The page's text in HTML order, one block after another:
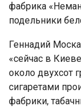
фабрика
подельники
Геннадий
«сейчас в
около двухсот
сигаретами
фабрики,